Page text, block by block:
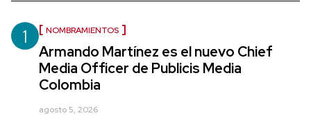
1 NOMBRAMIENTOS
Armando Martínez es el nuevo Chief
Media Officer de Publicis Media
Colombia
agosto 5, 2026